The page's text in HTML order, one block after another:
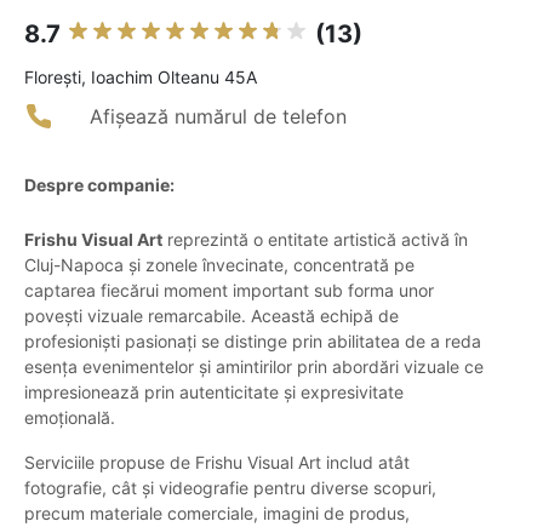
8.7 (13)
Floreşti, Ioachim Olteanu 45A
Afișează numărul de telefon
Despre companie:
Frishu Visual Art reprezintă o entitate artistică activă în
Cluj-Napoca și zonele învecinate, concentrată pe
captarea fiecărui moment important sub forma unor
povești vizuale remarcabile. Această echipă de
profesioniști pasionați se distinge prin abilitatea de a reda
esența evenimentelor și amintirilor prin abordări vizuale ce
impresionează prin autenticitate și expresivitate
emoțională.
Serviciile propuse de Frishu Visual Art includ atât
fotografie, cât și videografie pentru diverse scopuri,
precum materiale comerciale, imagini de produs,